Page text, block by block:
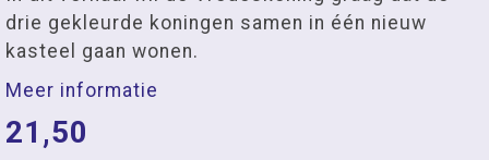
drie gekleurde koningen samen in één nieuw
kasteel gaan wonen.
Meer informatie
21,50